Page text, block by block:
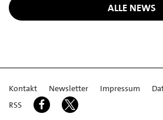
ALLE NEWS
Kontakt Newsletter Impressum
RSS